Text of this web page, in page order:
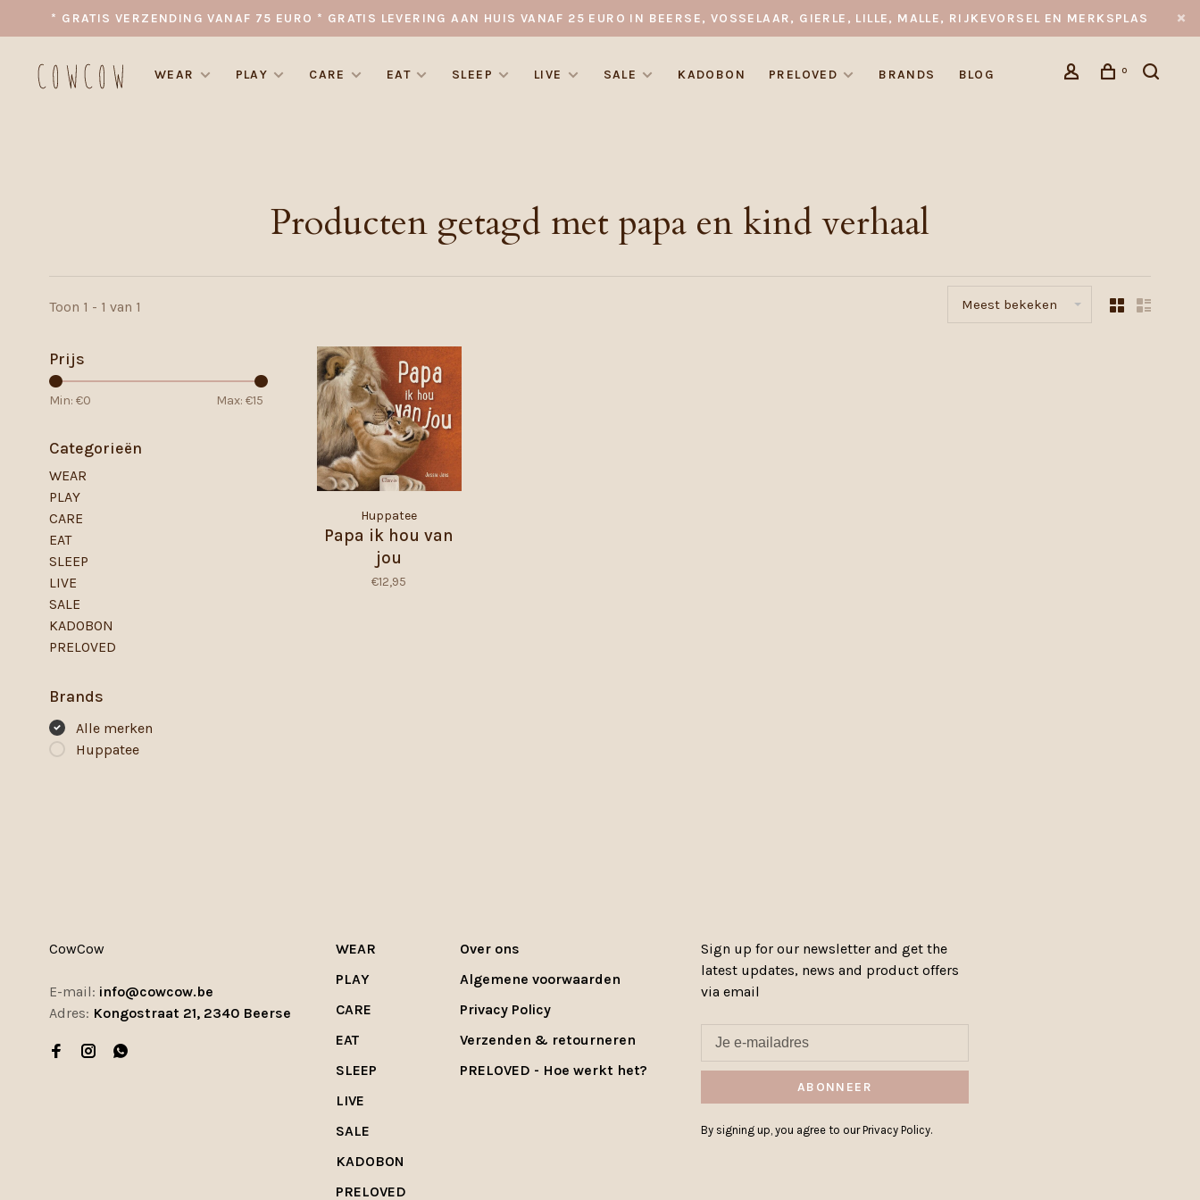
* GRATIS VERZENDING VANAF 75 EURO * GRATIS LEVERING AAN HUIS VANAF 25 EURO IN BEERSE, VOSSELAAR, GIERLE, LILLE, MALLE, RIJKEVORSEL EN MERKSPLAS
WEAR PLAY CARE EAT SLEEP LIVE SALE KADOBON PRELOVED BRANDS BLOG 0
Producten getagd met papa en kind verhaal
Toon 1 - 1 van 1 Meest bekeken
Prijs
Min: €0 Max: €15
Categorieën
WEAR
PLAY
CARE
EAT
SLEEP
LIVE
SALE
KADOBON
PRELOVED
Brands
Alle merken
Huppatee
Huppatee
Papa ik hou van
jou
€12,95
CowCow
E-mail: info@cowcow.be
Adres: Kongostraat 21, 2340 Beerse
WEAR
PLAY
CARE
EAT
SLEEP
LIVE
SALE
KADOBON
PRELOVED
Over ons
Algemene voorwaarden
Privacy Policy
Verzenden & retourneren
PRELOVED - Hoe werkt het?
Sign up for our newsletter and get the
latest updates, news and product offers
via email
ABONNEER
By signing up, you agree to our Privacy Policy.